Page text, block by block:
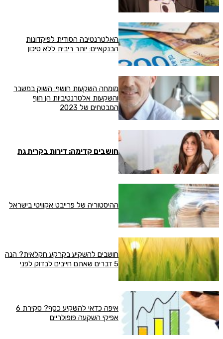
האלטרנטיבה הסודית לפיקדונות
הבנקאיים: יותר ריבית ללא סיכון
מומחה השקעות חושף: השוק במשבר
והשקעות אלטרנטיביות הן חוף
המבטחים של 2023
חושבים קדימה: דירות בקרית גת
ההיסטוריה של פרייבט אקוויטי בישראל
חושבים להשקיע בקרקע חקלאית? הנה
5 דברים שאתם חייבים לבדוק לפני
איפה כדאי להשקיע כסף? סקירת 6
אפיקי השקעה פופולריים